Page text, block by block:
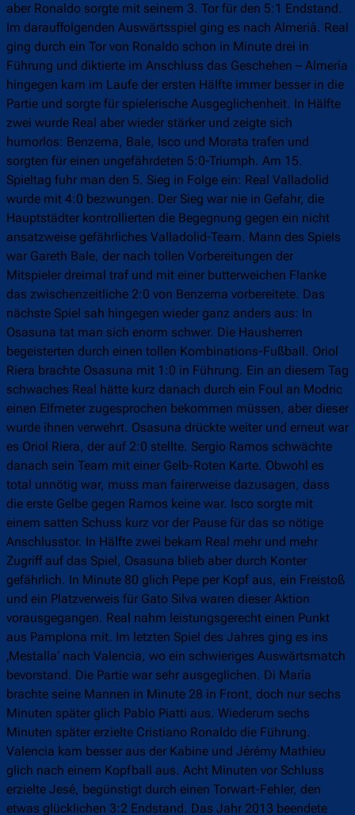
aber Ronaldo sorgte mit seinem 3. Tor für den 5:1 Endstand.
Im darauffolgenden Auswärtsspiel ging es nach Almeriá. Real
ging durch ein Tor von Ronaldo schon in Minute drei in
Führung und diktierte im Anschluss das Geschehen – Almería
hingegen kam im Laufe der ersten Hälfte immer besser in die
Partie und sorgte für spielerische Ausgeglichenheit. In Hälfte
zwei wurde Real aber wieder stärker und zeigte sich
humorlos: Benzema, Bale, Isco und Morata trafen und
sorgten für einen ungefährdeten 5:0-Triumph. Am 15.
Spieltag fuhr man den 5. Sieg in Folge ein: Real Valladolid
wurde mit 4:0 bezwungen. Der Sieg war nie in Gefahr, die
Hauptstädter kontrollierten die Begegnung gegen ein nicht
ansatzweise gefährliches Valladolid-Team. Mann des Spiels
war Gareth Bale, der nach tollen Vorbereitungen der
Mitspieler dreimal traf und mit einer butterweichen Flanke
das zwischenzeitliche 2:0 von Benzema vorbereitete. Das
nächste Spiel sah hingegen wieder ganz anders aus: In
Osasuna tat man sich enorm schwer. Die Hausherren
begeisterten durch einen tollen Kombinations-Fußball. Oriol
Riera brachte Osasuna mit 1:0 in Führung. Ein an diesem Tag
schwaches Real hätte kurz danach durch ein Foul an Modric
einen Elfmeter zugesprochen bekommen müssen, aber dieser
wurde ihnen verwehrt. Osasuna drückte weiter und erneut war
es Oriol Riera, der auf 2:0 stellte. Sergio Ramos schwächte
danach sein Team mit einer Gelb-Roten Karte. Obwohl es
total unnötig war, muss man fairerweise dazusagen, dass
die erste Gelbe gegen Ramos keine war. Isco sorgte mit
einem satten Schuss kurz vor der Pause für das so nötige
Anschlusstor. In Hälfte zwei bekam Real mehr und mehr
Zugriff auf das Spiel, Osasuna blieb aber durch Konter
gefährlich. In Minute 80 glich Pepe per Kopf aus, ein Freistoß
und ein Platzverweis für Gato Silva waren dieser Aktion
vorausgegangen. Real nahm leistungsgerecht einen Punkt
aus Pamplona mit. Im letzten Spiel des Jahres ging es ins
‚Mestalla‘ nach Valencia, wo ein schwieriges Auswärtsmatch
bevorstand. Die Partie war sehr ausgeglichen. Di María
brachte seine Mannen in Minute 28 in Front, doch nur sechs
Minuten später glich Pablo Piatti aus. Wiederum sechs
Minuten später erzielte Cristiano Ronaldo die Führung.
Valencia kam besser aus der Kabine und Jérémy Mathieu
glich nach einem Kopfball aus. Acht Minuten vor Schluss
erzielte Jesé, begünstigt durch einen Torwart-Fehler, den
etwas glücklichen 3:2 Endstand. Das Jahr 2013 beendete